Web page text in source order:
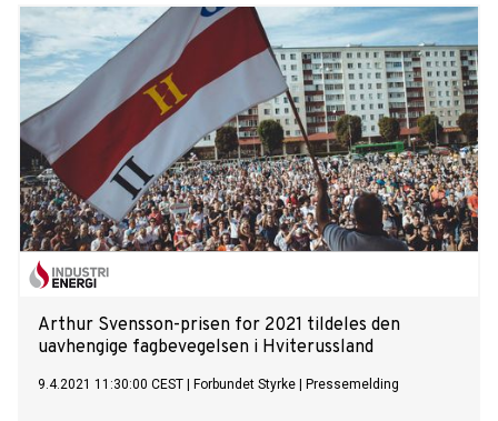
arbeidstakergruppe som har vært særlig utsatt under de
alvorlige pandemiene som har rammet Liberia de siste
årene.
Arthur Svensson-prisen for 2021 tildeles den
uavhengige fagbevegelsen i Hviterussland
9.4.2021 11:30:00 CEST Forbundet Styrke Pressemelding